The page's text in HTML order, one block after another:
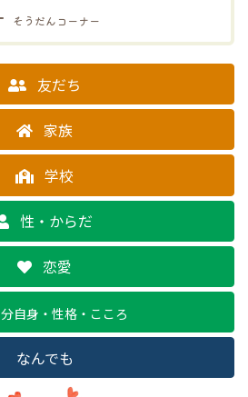
そうだんコーナー
友だち
家族
学校
性・からだ
恋愛
自身・性格・こころ
なんでも